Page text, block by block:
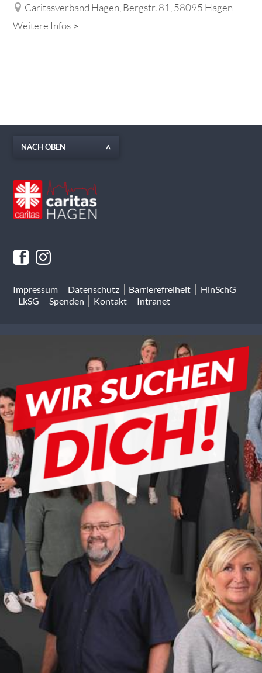
Caritasverband Hagen, Bergstr. 81, 58095 Hagen
Weitere Infos
NACH OBEN
Impressum Datenschutz Barrierefreiheit
HinSchG
LkSG
Spenden Kontakt Intranet